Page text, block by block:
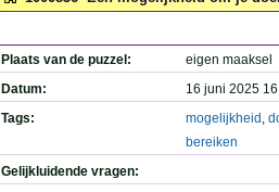
Plaats van de puzzel:
eigen maaksel
Datum:
16 juni 2025
Tags:
mogelijkheid ,
bereiken
Gelijkluidende vragen: